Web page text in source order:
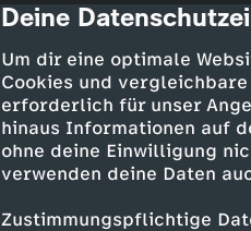
cmp-dialog-
Deine
Um dir eine optimale
Cookies und
erforderlich für unser
hinaus Informationen auf
ohne deine Einwilligung
verwenden deine Daten
Zustimmungspflichtige